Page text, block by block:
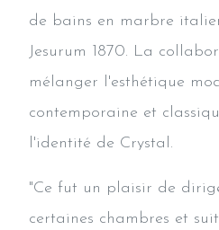
de bains en marbre
Jesurum 1870. La
mélanger l'esthétique
contemporaine et
l'identité de Crystal.
"Ce fut un plaisir de
certaines chambres et